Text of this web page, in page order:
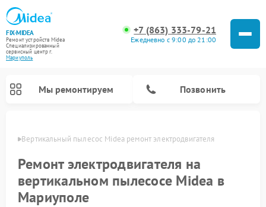
FIX-MIDEA
Ремонт устройств Midea
Специализированный
cервисный центр г.
Мариуполь
+7 (863) 333-79-21
Ежедневно с 9:00 до 21:00
Мы ремонтируем Позвонить
Вертикальный пылесос Midea ремонт электродвигателя
Ремонт электродвигателя на
вертикальном пылесосе Midea в
Мариуполе